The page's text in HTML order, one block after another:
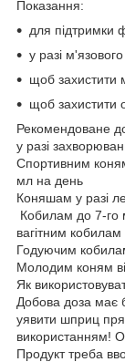
Показання:
для підтримки
у разі
щоб захистити
щоб захистити
Рекомендоване
у разі
Спортивним
мл на день
Коняшам у разі
Кобилам до 7-го
вагітним кобилам
Годуючим
Молодим коням
Як
Добова доза має
уявити шприц
використанням!
Продукт треба